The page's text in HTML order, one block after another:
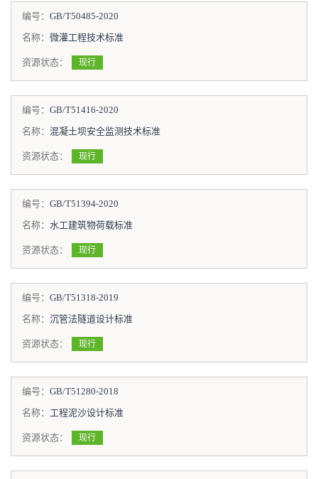
编号： GB/T50485-2020
名称： 微灌工程技术标准
资源状态： 现行
编号： GB/T51416-2020
名称： 混凝土坝安全监测技术标准
资源状态： 现行
编号： GB/T51394-2020
名称： 水工建筑物荷载标准
资源状态： 现行
编号： GB/T51318-2019
名称： 沉管法隧道设计标准
资源状态： 现行
编号： GB/T51280-2018
名称： 工程泥沙设计标准
资源状态： 现行